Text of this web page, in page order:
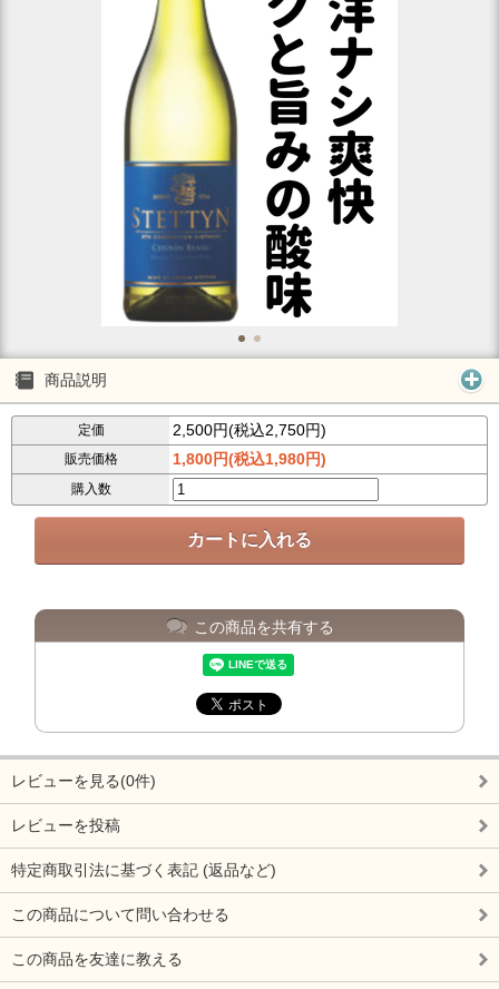
商品説明
定価 2,500円(税込2,750円)
販売価格 1,800円(税込1,980円)
購入数
この商品を共有する
レビューを見る(0件)
レビューを投稿
特定商取引法に基づく表記 (返品など)
この商品について問い合わせる
この商品を友達に教える